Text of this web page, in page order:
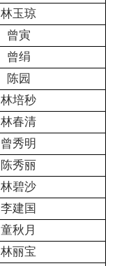
林玉琼
曾寅
曾绢
陈园
林培秒
林春清
曾秀明
陈秀丽
林碧沙
李建国
童秋月
林丽宝